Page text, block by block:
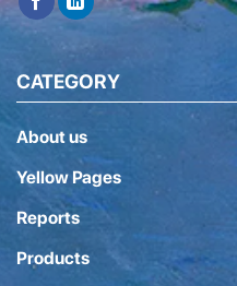
CATEGORY
About us
Yellow Pages
Reports
Products